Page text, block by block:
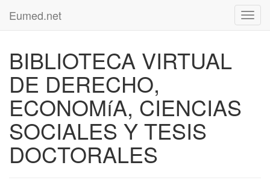
Eumed.net
BIBLIOTECA VIRTUAL
DE DERECHO,
ECONOMíA, CIENCIAS
SOCIALES Y TESIS
DOCTORALES